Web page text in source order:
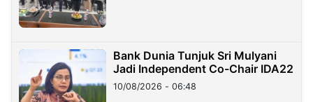
Bank Dunia Tunjuk Sri Mulyani
Jadi Independent Co-Chair IDA22
10/08/2026 - 06:48